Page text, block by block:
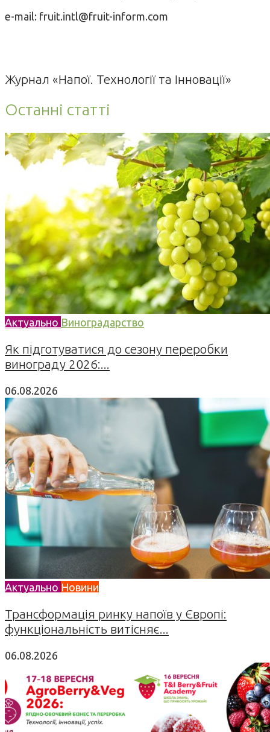
e-mail: fruit.intl@fruit-inform.com
Журнал «Напої. Технології та Інновації»
Останні статті
Актуально Виноградарство
Як підготуватися до сезону переробки
винограду 2026:...
06.08.2026
Актуально Новини
Трансформація ринку напоїв у Європі:
функціональність витісняє...
06.08.2026